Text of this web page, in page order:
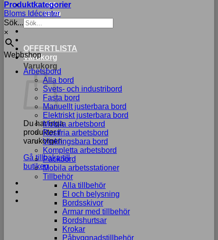
033-
15 70
OFFERTLISTA
Varukorg
Varukorg
Du har inga
produkter i
varukorgen.
Gå tillbaka till
butiken
Produktkategorier
Bloms Idécenter
Sök...
×
Webbshop
Arbetsbord
Alla bord
Svets- och industribord
Fasta bord
Manuellt justerbara bord
Elektriskt justerbara bord
Mobila arbetsbord
Rostfria arbetsbord
Vinklingsbara bord
Kompletta arbetsbord
Packbord
Mobila arbetsstationer
Tillbehör
Alla tillbehör
El och belysning
Bordsskivor
Armar med tillbehör
Bordshurtsar
Krokar
Påbyggnadstillbehör